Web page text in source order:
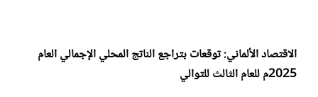
الاقتصاد الألماني: توقعات بتراجع الناتج المحلي الإجمالي العام
2025م للعام الثالث للتوالي